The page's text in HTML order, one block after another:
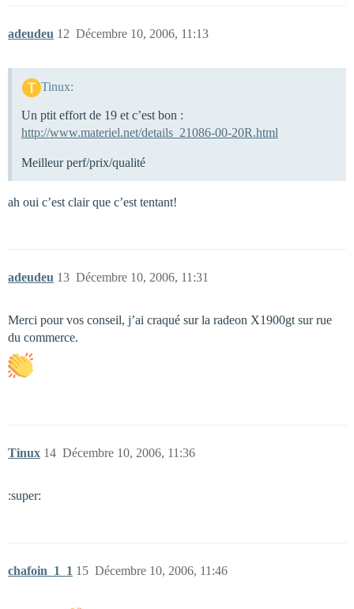
adeudeu Décembre 10, 2006, 11:13
12
Tinux:
Un ptit effort de 19 et c’est bon :
http://www.materiel.net/details_21086-00-20R.html
Meilleur perf/prix/qualité
ah oui c’est clair que c’est tentant!
adeudeu Décembre 10, 2006, 11:31
13
Merci pour vos conseil, j’ai craqué sur la radeon X1900gt sur rue
du commerce.
Tinux Décembre 10, 2006, 11:36
14
:super:
chafoin_1_1 Décembre 10, 2006, 11:46
15